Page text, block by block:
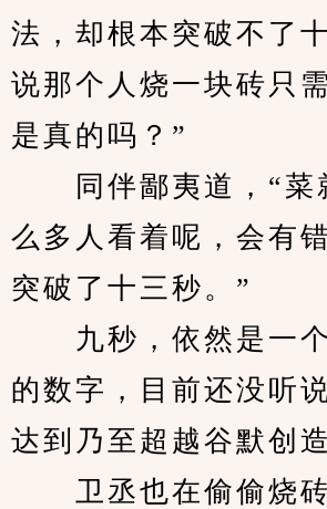
法，却根本突破不了
说那个人烧一块砖只
是真的吗？”
同伴鄙夷道，“菜
么多人看着呢，会有
突破了十三秒。”
九秒，依然是一个
的数字，目前还没听
达到乃至超越谷默创
卫丞也在偷偷烧砖